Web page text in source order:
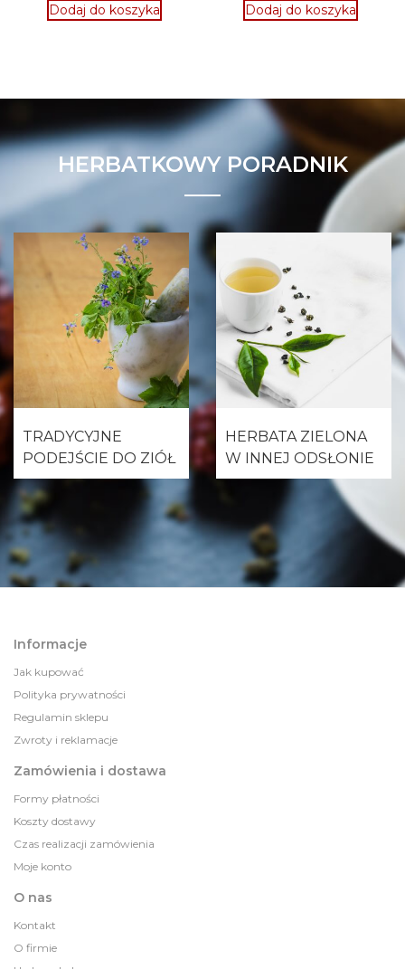
Dodaj do koszyka Dodaj do koszyka
HERBATKOWY PORADNIK
TRADYCYJNE
PODEJŚCIE DO ZIÓŁ
HERBATA ZIELONA
W INNEJ ODSŁONIE
Informacje
Jak kupować
Polityka prywatności
Regulamin sklepu
Zwroty i reklamacje
Zamówienia i dostawa
Formy płatności
Koszty dostawy
Czas realizacji zamówienia
Moje konto
O nas
Kontakt
O firmie